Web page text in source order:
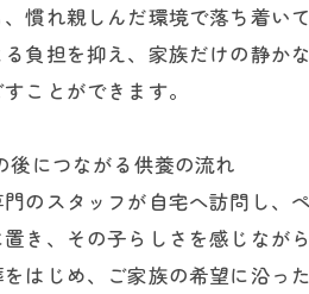
慣れ親しんだ環境で落ち着
負担を抑え、家族だけの静か
ことができます。
につながる供養の流れ
のスタッフが自宅へ訪問し、
き、その子らしさを感じな
はじめ、ご家族の希望に沿